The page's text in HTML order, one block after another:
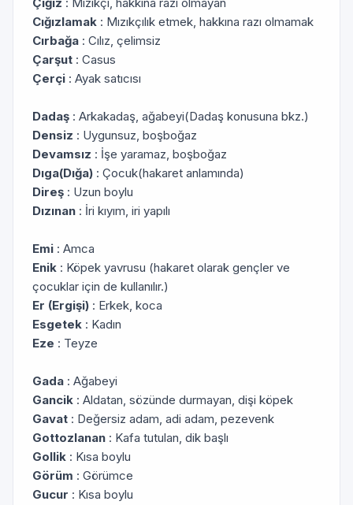
Cığızlamak : Mızıkçılık etmek, hakkına razı olmamak
Cırbağa : Cılız, çelimsiz
Çarşut : Casus
Çerçi : Ayak satıcısı
Dadaş : Arkakadaş, ağabeyi(Dadaş konusuna bkz.)
Densiz : Uygunsuz, boşboğaz
Devamsız : İşe yaramaz, boşboğaz
Dıga(Dığa) : Çocuk(hakaret anlamında)
Direş : Uzun boylu
Dızınan : İri kıyım, iri yapılı
Emi : Amca
Enik : Köpek yavrusu (hakaret olarak gençler ve
çocuklar için de kullanılır.)
Er (Ergişi) : Erkek, koca
Esgetek : Kadın
Eze : Teyze
Gada : Ağabeyi
Gancik : Aldatan, sözünde durmayan, dişi köpek
Gavat : Değersiz adam, adi adam, pezevenk
Gottozlanan : Kafa tutulan, dik başlı
Gollik : Kısa boylu
Görüm : Görümce
Gucur : Kısa boylu